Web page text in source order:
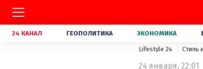
24 КАНАЛ ГЕОПОЛИТИКА ЭКОНОМИКА
Lifestyle 24 Стиль
24 января, 22:01